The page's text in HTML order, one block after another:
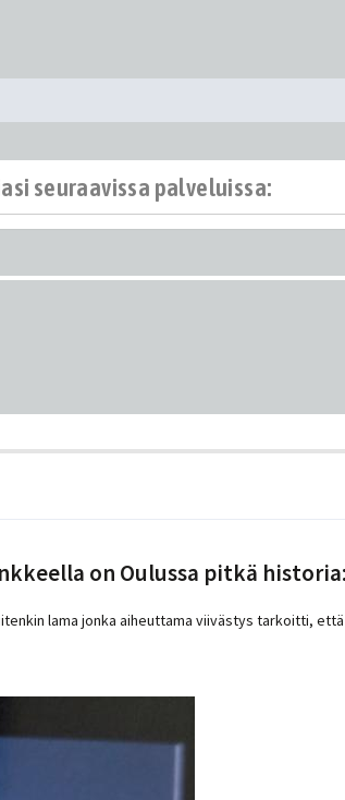
seuraavissa palveluissa:
on Oulussa pitkä historia:
lama jonka aiheuttama viivästys tarkoitti,